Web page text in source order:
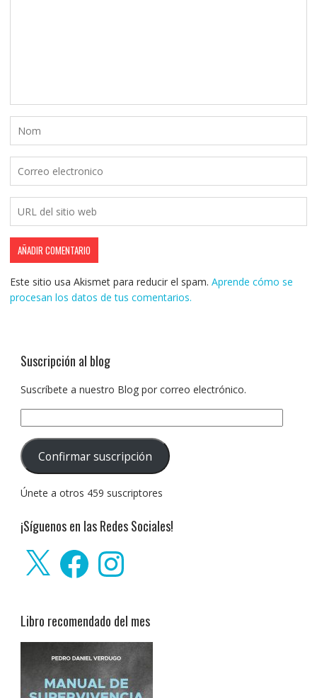
Este sitio usa Akismet para reducir el spam. Aprende cómo se
procesan los datos de tus comentarios.
Suscripción al blog
Suscríbete a nuestro Blog por correo electrónico.
de
correo
electrónico:
Confirmar suscripción
Únete a otros 459 suscriptores
¡Síguenos en las Redes Sociales!
FacebookInstagram
Libro recomendado del mes